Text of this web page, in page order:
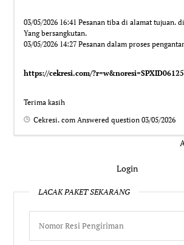
03/05/2026 16:41 Pesanan tiba di alamat tujuan.
Yang bersangkutan.
03/05/2026 14:27 Pesanan dalam proses
https://cekresi.com/
Terima kasih
Cekresi. com Answered question03/05/2026
Login
LACAK PAKET SEKARANG